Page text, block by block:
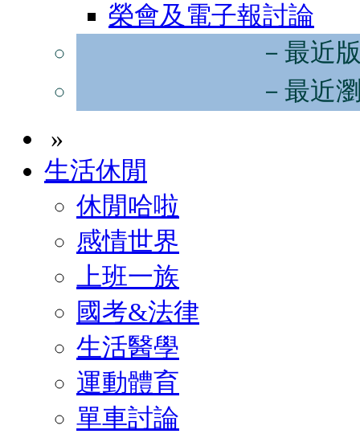
榮會及電子報討論
－最近
－最近
»
生活休閒
休閒哈啦
感情世界
上班一族
國考&法律
生活醫學
運動體育
單車討論